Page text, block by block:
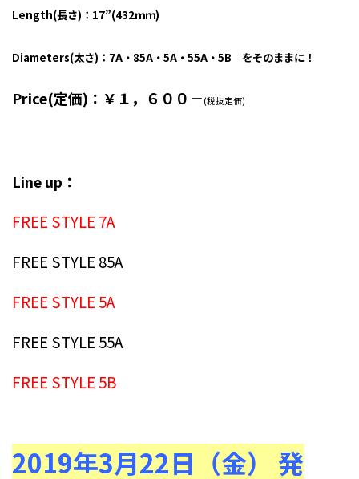
Length(長さ)：17”(432ｍｍ)
Diameters(太さ)：7A・85A・5A・55A・5B をそのままに！
Price(定価)：￥１，６００－ (税抜定価)
Line up：
FREE STYLE 7A
FREE STYLE 85A
FREE STYLE 5A
FREE STYLE 55A
FREE STYLE 5B
2019年3月22日（金） 発